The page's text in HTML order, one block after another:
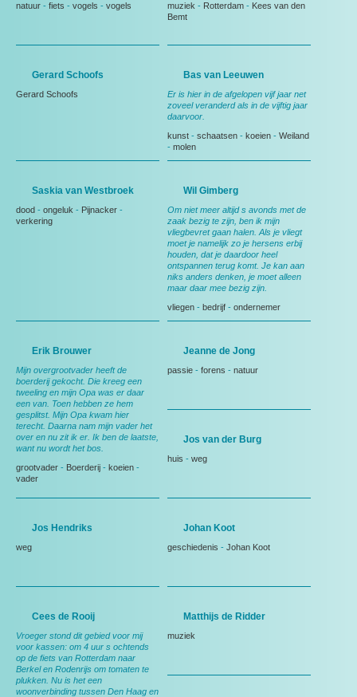
natuur - fiets - vogels - vogels muziek - Rotterdam - Kees van den
Bemt
Gerard Schoofs
Gerard Schoofs
Bas van Leeuwen
Er is hier in de afgelopen vijf jaar net
zoveel veranderd als in de vijftig jaar
daarvoor.
kunst - schaatsen - koeien - Weiland
- molen
Saskia van Westbroek
dood - ongeluk - Pijnacker -
verkering
Wil Gimberg
Om niet meer altijd s avonds met de
zaak bezig te zijn, ben ik mijn
vliegbevret gaan halen. Als je vliegt
moet je namelijk zo je hersens erbij
houden, dat je daardoor heel
ontspannen terug komt. Je kan aan
niks anders denken, je moet alleen
maar daar mee bezig zijn.
vliegen - bedrijf - ondernemer
Erik Brouwer
Mijn overgrootvader heeft de
boerderij gekocht. Die kreeg een
tweeling en mijn Opa was er daar
een van. Toen hebben ze hem
gesplitst. Mijn Opa kwam hier
terecht. Daarna nam mijn vader het
over en nu zit ik er. Ik ben de laatste,
want nu wordt het bos.
grootvader - Boerderij - koeien -
vader
Jeanne de Jong
passie - forens - natuur
Jos van der Burg
huis - weg
Jos Hendriks
weg
Johan Koot
geschiedenis - Johan Koot
Cees de Rooij
Vroeger stond dit gebied voor mij
voor kassen: om 4 uur s ochtends
op de fiets van Rotterdam naar
Berkel en Rodenrijs om tomaten te
plukken. Nu is het een
woonverbinding tussen Den Haag en
Matthijs de Ridder
muziek